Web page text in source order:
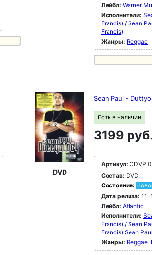
Лейбл: Warner
Исполнители:
Francis) / Sean
Francis)
Жанры: Reggae
DVD
Sean Paul -
Есть в наличии
3199 руб.
Артикул: CDVP
Состав: DVD
Состояние:
Дата релиза: 11-
Лейбл: Atlantic
Исполнители:
Francis) / Sean
Francis) Sean
Жанры: Reggae